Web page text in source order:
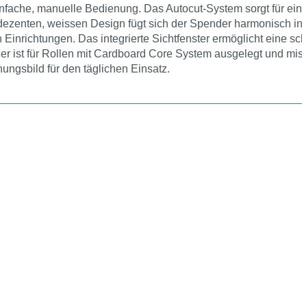
manuelle Bedienung. Das Autocut-System sorgt für
weissen Design fügt sich der Spender harmonisch
Das integrierte Sichtfenster ermöglicht eine
für Rollen mit Cardboard Core System ausgelegt und
für den täglichen Einsatz.